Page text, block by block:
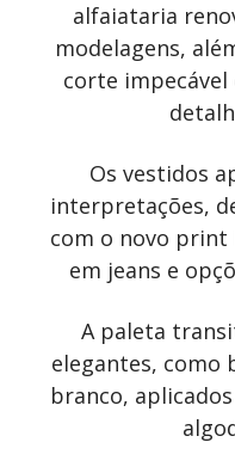
alfaiataria
modelagens,
corte impecável
Os vestidos
interpretações,
com o novo print
em jeans e
A paleta
elegantes, como
branco,